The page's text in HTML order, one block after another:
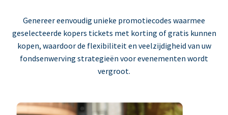
Genereer eenvoudig unieke promotiecodes waarmee
geselecteerde kopers tickets met korting of gratis kunnen
kopen, waardoor de flexibiliteit en veelzijdigheid van uw
fondsenwerving strategieën voor evenementen wordt
vergroot.